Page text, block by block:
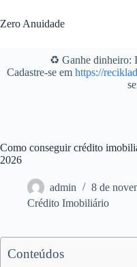
para
o
Zero Anuidade
♻️ Ganhe dinheiro:
Cadastre-se em https://
Como conseguir crédito
2026
admin
8 de
Crédito Imobiliário
Conteúdos